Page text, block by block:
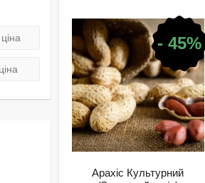
- 45%
Арахіс Культурний